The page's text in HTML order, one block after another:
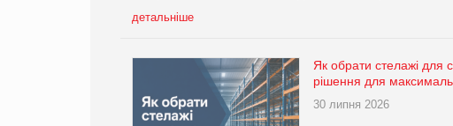
детальніше
Як обрати стелажі для
рішення для
30 липня 2026